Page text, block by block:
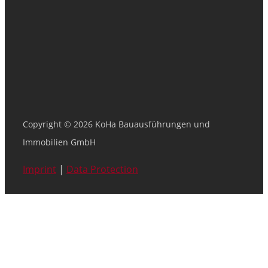
Copyright © 2026 KoHa Bauausführungen und
Immobilien GmbH
Imprint | Data Protection